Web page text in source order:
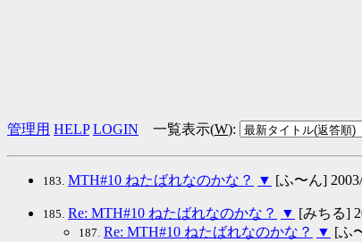
管理用 HELP LOGIN 一覧表示(W):
183. MTH#10 ねたばれなのかな？ ▼ [ふ〜ん]
185. Re: MTH#10 ねたばれなのかな？ ▼ [みちる]
187. Re: MTH#10 ねたばれなのかな？ ▼ [ふ